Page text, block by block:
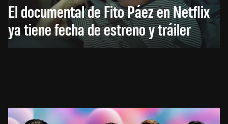
El documental de Fito Páez en Netflix
ya tiene fecha de estreno y tráiler